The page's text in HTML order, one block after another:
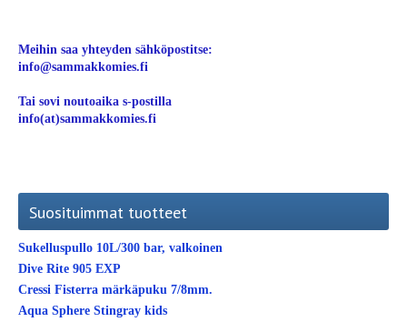
Meihin saa yhteyden sähköpostitse:
info@sammakkomies.fi
Tai sovi noutoaika s-postilla
info(at)sammakkomies.fi
Suosituimmat tuotteet
Sukelluspullo 10L/300 bar, valkoinen
Dive Rite 905 EXP
Cressi Fisterra märkäpuku 7/8mm.
Aqua Sphere Stingray kids